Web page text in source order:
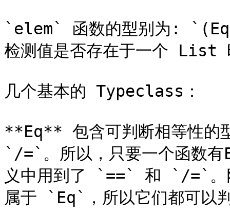
`elem` 函数的型别为:
检测值是否存在于一个 List
几个基本的 Typeclass：
**Eq** 包含可判断相等性的
`/=`。所以，只要一个函数有
义中用到了 `==` 和 `/=`。
属于 `Eq`，所以它们都可以